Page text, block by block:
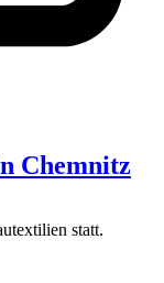
Chemnitz
statt.